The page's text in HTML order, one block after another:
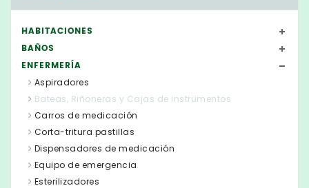
HABITACIONES
BAÑOS
ENFERMERÍA
Aspiradores
Bateas, Riñoneras y Cajas de instrumentos
Carros de medicación
Corta-tritura pastillas
Dispensadores de medicación
Equipo de emergencia
Esterilizadores